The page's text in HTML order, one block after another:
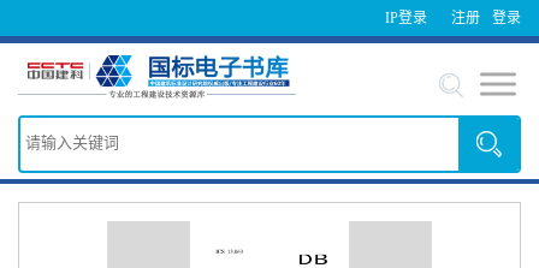
IP登录 登录
注册